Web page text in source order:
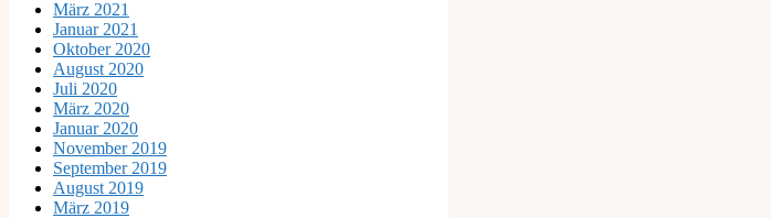
März 2021
Januar 2021
Oktober 2020
August 2020
Juli 2020
März 2020
Januar 2020
November 2019
September 2019
August 2019
März 2019